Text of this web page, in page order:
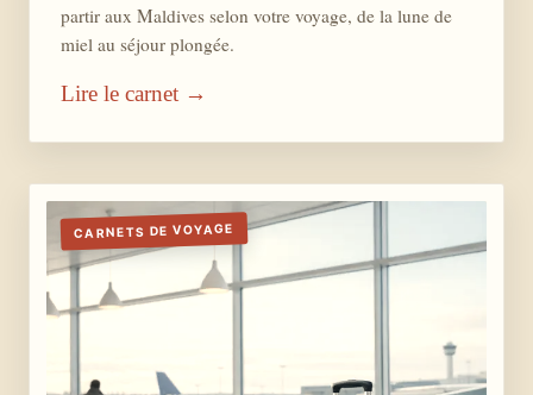
partir aux Maldives selon votre voyage, de la lune de
miel au séjour plongée.
Lire le carnet →
CARNETS DE VOYAGE